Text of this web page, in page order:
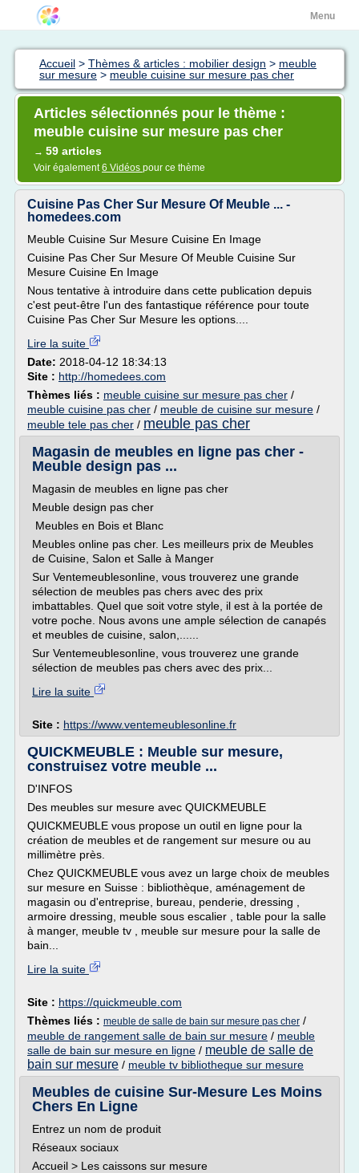
Menu
Accueil > Thèmes & articles : mobilier design > meuble
sur mesure > meuble cuisine sur mesure pas cher
Articles sélectionnés pour le thème :
meuble cuisine sur mesure pas cher
→ 59 articles
Voir également6 Vidéos pour ce thème
Cuisine Pas Cher Sur Mesure Of Meuble ... -
homedees.com
Meuble Cuisine Sur Mesure Cuisine En Image
Cuisine Pas Cher Sur Mesure Of Meuble Cuisine Sur
Mesure Cuisine En Image
Nous tentative à introduire dans cette publication depuis
c'est peut-être l'un des fantastique référence pour toute
Cuisine Pas Cher Sur Mesure les options....
Lire la suite
Date: 2018-04-12 18:34:13
Site : http://homedees.com
Thèmes liés : meuble cuisine sur mesure pas cher /
meuble cuisine pas cher / meuble de cuisine sur mesure /
meuble tele pas cher / meuble pas cher
Magasin de meubles en ligne pas cher -
Meuble design pas ...
Magasin de meubles en ligne pas cher
Meuble design pas cher
Meubles en Bois et Blanc
Meubles online pas cher. Les meilleurs prix de Meubles
de Cuisine, Salon et Salle à Manger
Sur Ventemeublesonline, vous trouverez une grande
sélection de meubles pas chers avec des prix
imbattables. Quel que soit votre style, il est à la portée de
votre poche. Nous avons une ample sélection de canapés
et meubles de cuisine, salon,......
Sur Ventemeublesonline, vous trouverez une grande
sélection de meubles pas chers avec des prix...
Lire la suite
Site : https://www.ventemeublesonline.fr
QUICKMEUBLE : Meuble sur mesure,
construisez votre meuble ...
D'INFOS
Des meubles sur mesure avec QUICKMEUBLE
QUICKMEUBLE vous propose un outil en ligne pour la
création de meubles et de rangement sur mesure ou au
millimètre près.
Chez QUICKMEUBLE vous avez un large choix de meubles
sur mesure en Suisse : bibliothèque, aménagement de
magasin ou d'entreprise, bureau, penderie, dressing ,
armoire dressing, meuble sous escalier , table pour la salle
à manger, meuble tv , meuble sur mesure pour la salle de
bain...
Lire la suite
Site : https://quickmeuble.com
Thèmes liés : meuble de salle de bain sur mesure pas cher /
meuble de rangement salle de bain sur mesure / meuble
salle de bain sur mesure en ligne / meuble de salle de
bain sur mesure / meuble tv bibliotheque sur mesure
Meubles de cuisine Sur-Mesure Les Moins
Chers En Ligne
Entrez un nom de produit
Réseaux sociaux
Accueil > Les caissons sur mesure